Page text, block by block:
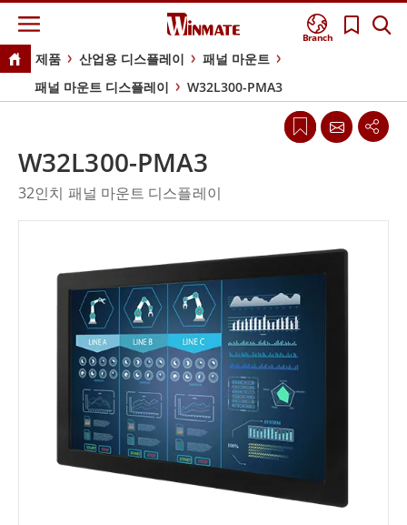
Branch
제품 산업용 디스플레이
패널 마운트
패널 마운트 디스플레이
W32L300-PMA3
W32L300-PMA3
32인치 패널 마운트 디스플레이